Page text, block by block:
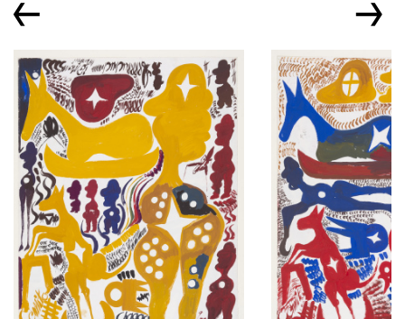
← →